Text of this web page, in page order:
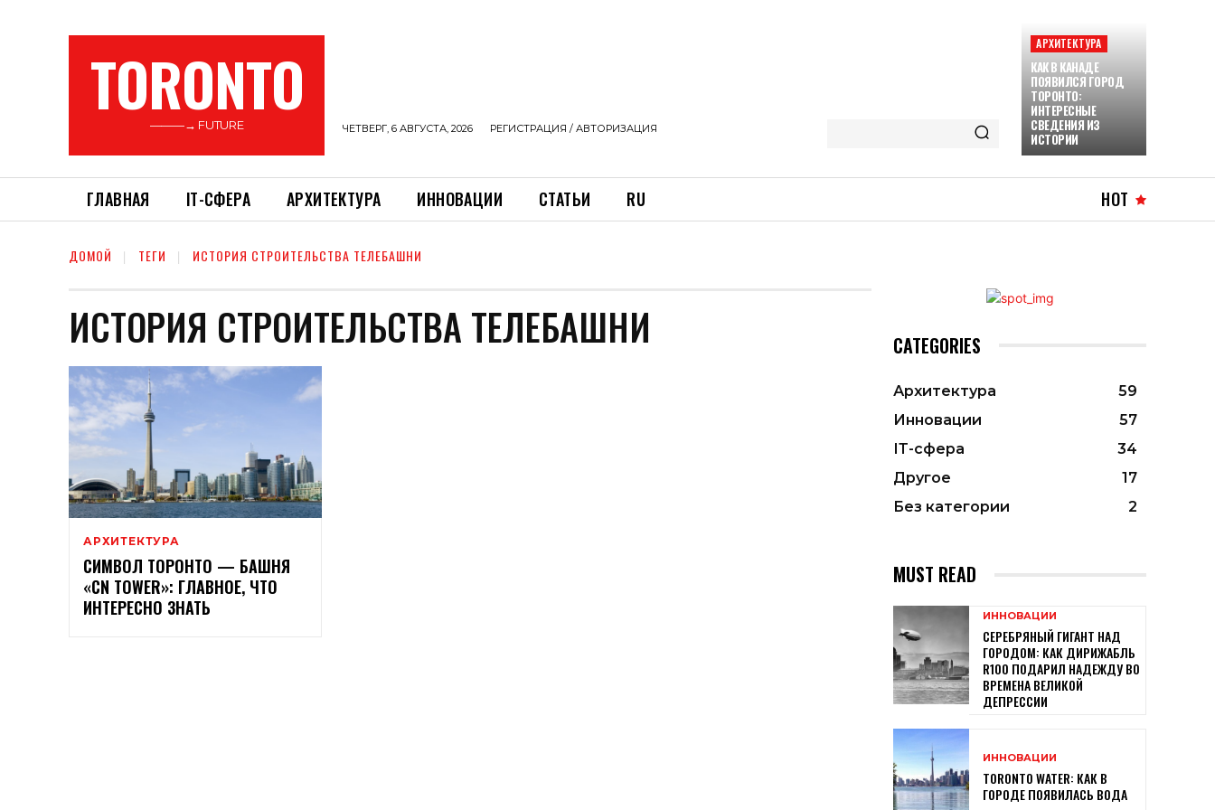
TORONTO
———→ FUTURE ЧЕТВЕРГ, 6 АВГУСТА, 2026 РЕГИСТРАЦИЯ / АВТОРИЗАЦИЯ
АРХИТЕКТУРА
КАК В КАНАДЕ
ПОЯВИЛСЯ ГОРОД
ТОРОНТО:
ИНТЕРЕСНЫЕ
СВЕДЕНИЯ ИЗ
ИСТОРИИ
ГЛАВНАЯ ІТ-СФЕРА АРХИТЕКТУРА ИННОВАЦИИ СТАТЬИ RU HOT
ДОМОЙ ТЕГИ ИСТОРИЯ СТРОИТЕЛЬСТВА ТЕЛЕБАШНИ
ИСТОРИЯ СТРОИТЕЛЬСТВА ТЕЛЕБАШНИ
АРХИТЕКТУРА
СИМВОЛ ТОРОНТО — БАШНЯ
«CN TOWER»: ГЛАВНОЕ, ЧТО
ИНТЕРЕСНО ЗНАТЬ
CATEGORIES
Архитектура
59
Инновации
57
ІТ-сфера
34
Другое
17
Без категории
2
MUST READ
ИННОВАЦИИ
СЕРЕБРЯНЫЙ ГИГАНТ НАД
ГОРОДОМ: КАК ДИРИЖАБЛЬ
R100 ПОДАРИЛ НАДЕЖДУ ВО
ВРЕМЕНА ВЕЛИКОЙ
ДЕПРЕССИИ
ИННОВАЦИИ
TORONTO WATER: КАК В
ГОРОДЕ ПОЯВИЛАСЬ ВОДА